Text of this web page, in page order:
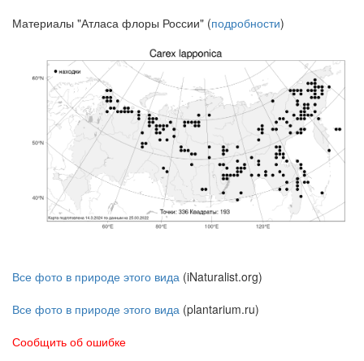
Материалы "Атласа флоры России" (подробности)
Все фото в природе этого вида (iNaturalist.org)
Все фото в природе этого вида (plantarium.ru)
Сообщить об ошибке